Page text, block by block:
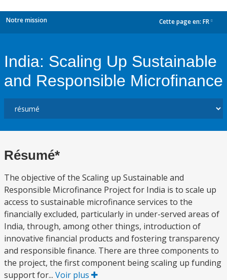
Notre mission Cette page en: FR
India: Scaling Up Sustainable
and Responsible Microfinance
Résumé*
The objective of the Scaling up Sustainable and
Responsible Microfinance Project for India is to scale up
access to sustainable microfinance services to the
financially excluded, particularly in under-served areas of
India, through, among other things, introduction of
innovative financial products and fostering transparency
and responsible finance. There are three components to
the project, the first component being scaling up funding
support for... Voir plus